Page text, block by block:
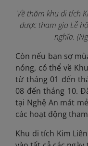
Về thăm khu di tích
được tham gia Lễ
nghĩa.
Còn nếu bạn sợ
nóng, có thể về
từ tháng 01 đến
08 đến tháng 10.
tại Nghệ An mát
các hoạt động
Khu di tích Kim